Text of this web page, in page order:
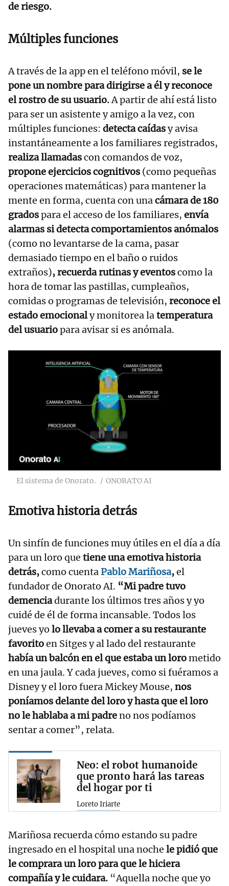
de riesgo.
Múltiples funciones
A través de la app en el teléfono móvil, se le
pone un nombre para dirigirse a él y reconoce
el rostro de su usuario.A partir de ahí está listo
para ser un asistente y amigo a la vez, con
múltiples funciones: detecta caídasy avisa
instantáneamente a los familiares registrados,
realiza llamadascon comandos de voz,
propone ejercicios cognitivos (como pequeñas
operaciones matemáticas) para mantener la
mente en forma, cuenta con unacámara de 180
gradospara el acceso de los familiares, envía
alarmas si detecta comportamientos anómalos
(como no levantarse de la cama, pasar
demasiado tiempo en el baño o ruidos
extraños), recuerda rutinas y eventoscomo la
hora de tomar las pastillas, cumpleaños,
comidas o programas de televisión, reconoce el
estado emocionaly monitorea latemperatura
del usuariopara avisar si es anómala.
El sistema de Onorato. ONORATO AI
Emotiva historia detrás
Un sinfín de funciones muy útiles en el día a día
para un loro que tiene una emotiva historia
detrás,como cuentaPablo Mariñosa,el
fundador de Onorato AI. “Mi padre tuvo
demenciadurante los últimos tres años y yo
cuidé de él de forma incansable. Todos los
jueves yo lo llevaba a comer a su restaurante
favoritoen Sitges y al lado del restaurante
había un balcón en el que estaba un lorometido
en una jaula. Y cada jueves, como si fuéramos a
Disney y el loro fuera Mickey Mouse, nos
poníamos delante del loro y hasta que el loro
no le hablaba a mi padreno nos podíamos
sentar a comer”, relata.
Neo: el robot humanoide
que pronto hará las tareas
del hogar por ti
Loreto Iriarte
Mariñosa recuerda cómo estando su padre
ingresado en el hospital una noche le pidió que
le comprara un loro para que le hiciera
compañía y le cuidara. “Aquella noche que yo